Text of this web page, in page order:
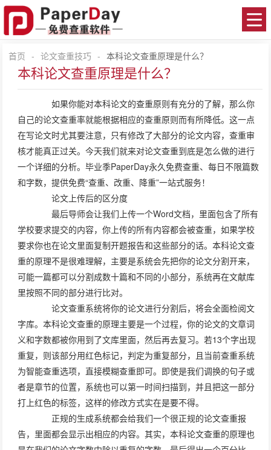
首页 - 论文查重技巧 - 本科论文查重原理是什么？
本科论文查重原理是什么？
如果你能对本科论文的查重原则有充分的了解，那么你
自己的论文查重率就能根据相应的查重原则而有所降低。这一点
在写论文时尤其要注意，只有修改了大部分的论文内容，查重审
核才能真正过关。今天我们就来对论文查重到底是怎么做的进行
一个详细的分析。毕业季PaperDay永久免费查重、每日不限篇数
和字数，提供免费“查重、改重、降重”一站式服务！
论文上传后的区分度
最后导师会让我们上传一个Word文档，里面包含了所有
学校要求提交的内容，你上传的所有内容都会被查重，如果学校
要求你也在论文里面复制开题报告和这些部分的话。本科论文查
重的原理不是很难理解，主要是系统会先把你的论文分割开来，
可能一篇都可以分割成数十篇和不同的小部分，系统再在文献库
里按照不同的部分进行比对。
论文查重系统将你的论文进行分割后，将会全面检阅文
字库。本科论文查重的原理主要是一个过程，你的论文的文章词
义和字数都被你用到了文库里面，然后再去复习。若13个字出现
重复，则该部分用红色标记，判定为重复部分，且当前查重系统
为智能查重选项，直接模糊查重即可。即使是我们调换的句子或
者是章节的位置，系统也可以第一时间扫描到，并且把这一部分
打上红色的标签，这样的修改方式实在是要不得。
正规的生成系统都会给我们一个很正规的论文查重报
告，里面都会显示出相应的内容。其实，本科论文查重的原理也